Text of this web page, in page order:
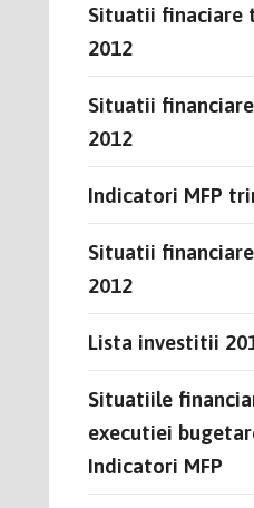
Situatii finaciare
2012
Situatii
2012
Indicatori MFP
Situatii
2012
Lista investitii
Situatiile
executiei
Indicatori MFP